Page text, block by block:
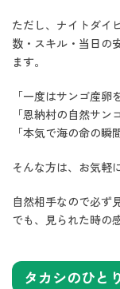
ただし、ナイトダイ
数・スキル・当日の
ます。
「一度はサンゴ産卵
「恩納村の自然サン
「本気で海の命の瞬
そんな方は、お気軽
自然相手なので必ず
でも、見られた時の
タカシのひと